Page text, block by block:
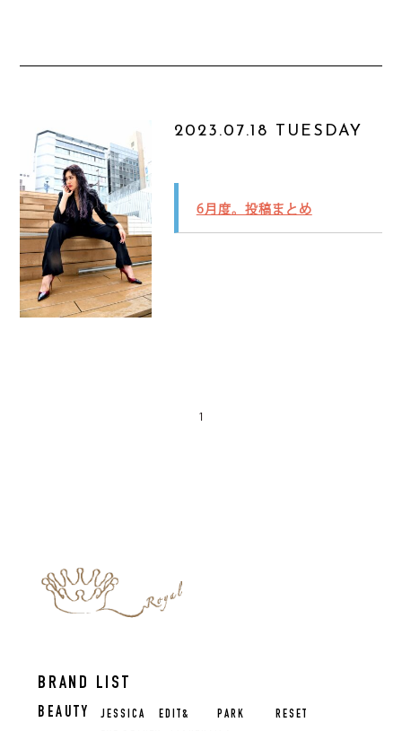
2023.07.18 TUESDAY
6月度。投稿まとめ
1
BRAND LIST
BEAUTY JESSICA EDIT& PARK
RESET